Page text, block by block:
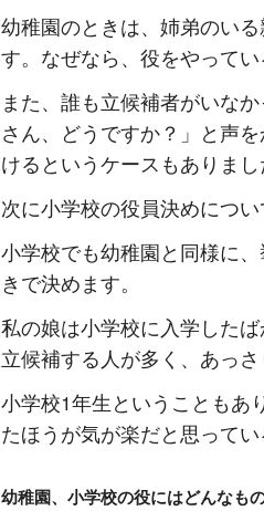
幼稚園のときは、姉弟のい
す。なぜなら、役をやって
また、誰も立候補者がいな
さん、どうですか？」と声
けるというケースもありまし
次に小学校の役員決めについ
小学校でも幼稚園と同様に
きで決めます。
私の娘は小学校に入学した
立候補する人が多く、あっさ
小学校1年生ということもあ
たほうが気が楽だと思って
幼稚園、小学校の役にはどんなも